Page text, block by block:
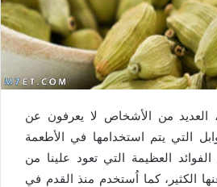
، العديد من الأشخاص لا يعرفون عن
التي يتم استخدامها في الأطعمة
العظيمة التي تعود علينا من
الكثير، كما اُستخدم منذ القدم في